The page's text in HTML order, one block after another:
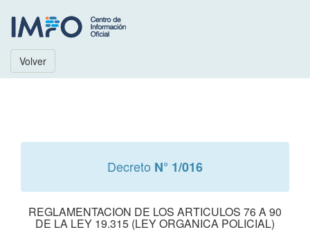
Volver
Decreto N° 1/016
REGLAMENTACION DE LOS ARTICULOS 76 A 90
DE LA LEY 19.315 (LEY ORGANICA POLICIAL)